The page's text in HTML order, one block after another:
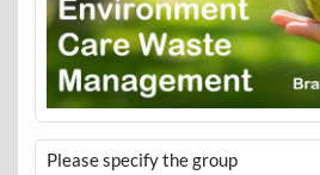
Please specify the group